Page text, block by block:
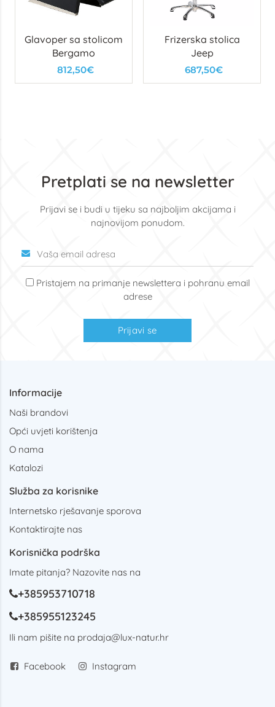
Glavoper sa stolicom
Bergamo
812,50€
Frizerska stolica
Jeep
687,50€
Pretplati se na newsletter
Prijavi se i budi u tijeku sa najboljim akcijama i
najnovijom ponudom.
Pristajem na primanje newslettera i pohranu email
adrese
Prijavi se
Informacije
Naši brandovi
Opći uvjeti korištenja
O nama
Katalozi
Služba za korisnike
Internetsko rješavanje sporova
Kontaktirajte nas
Korisnička podrška
Imate pitanja? Nazovite nas na
+385953710718
+385955123245
Ili nam pišite na prodaja@lux-natur.hr
Facebook Instagram